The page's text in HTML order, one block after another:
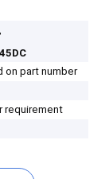
,
on part number
requirement